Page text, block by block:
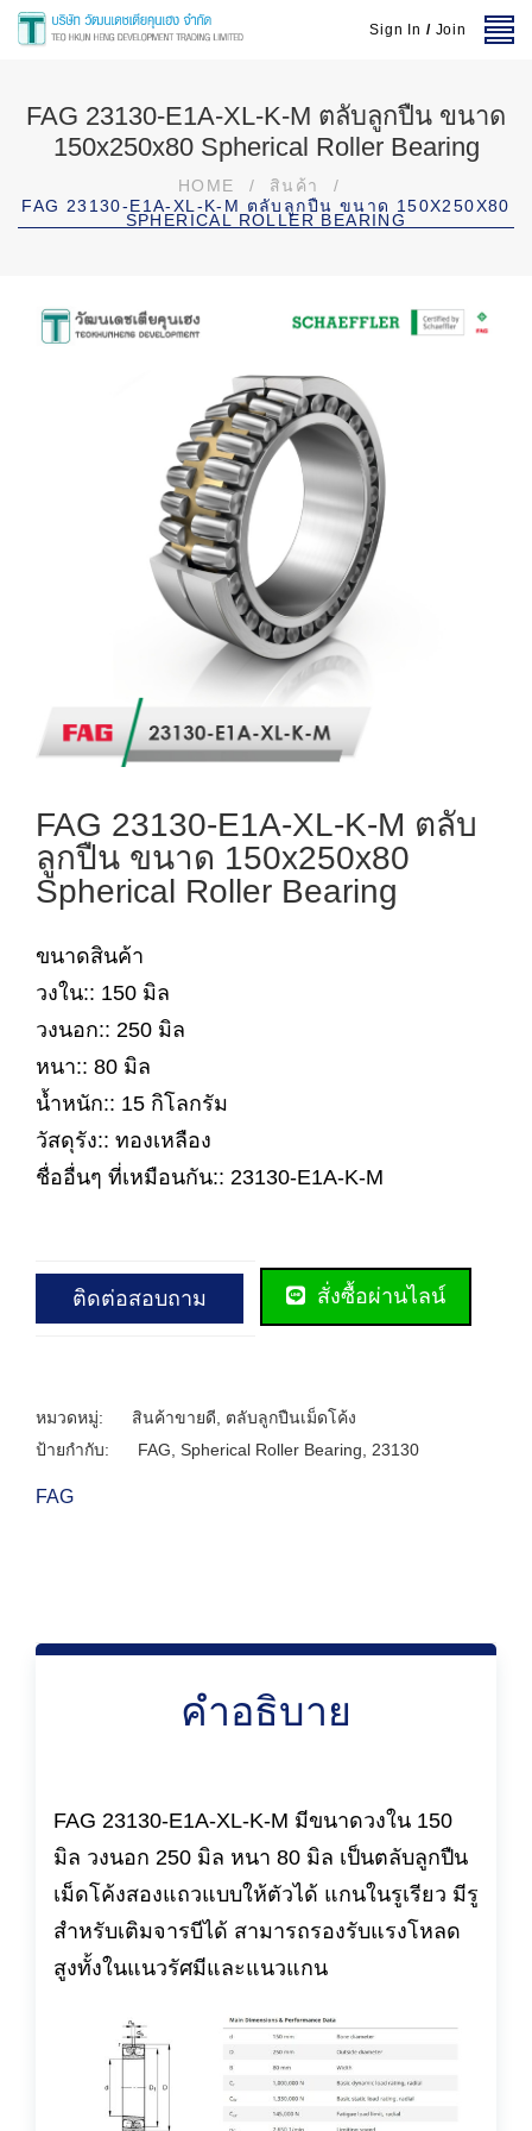
Sign In / Join
FAG 23130-E1A-XL-K-M ตลับลูกปืน ขนาด
150x250x80 Spherical Roller Bearing
HOME / สินค้า
/
FAG 23130-E1A-XL-K-M ตลับลูกปืน ขนาด 150X250X80
SPHERICAL ROLLER BEARING
FAG 23130-E1A-XL-K-M ตลับ
ลูกปืน ขนาด 150x250x80
Spherical Roller Bearing
ขนาดสินค้า
วงใน:: 150 มิล
วงนอก:: 250 มิล
หนา:: 80 มิล
น้ำหนัก:: 15 กิโลกรัม
วัสดุรัง:: ทองเหลือง
ชื่ออื่นๆ ที่เหมือนกัน:: 23130-E1A-K-M
ติดต่อสอบถาม สั่งซื้อผ่านไลน์
หมวดหมู่: สินค้าขายดี
ตลับลูกปืนเม็ดโค้ง
ป้ายกำกับ:
FAG Spherical Roller Bearing 23130
FAG
คำอธิบาย
FAG 23130-E1A-XL-K-M มีขนาดวงใน 150
มิล วงนอก 250 มิล หนา 80 มิล เป็นตลับลูกปืน
เม็ดโค้งสองแถวแบบให้ตัวได้ แกนในรูเรียว มีรู
สำหรับเติมจารบีได้ สามารถรองรับแรงโหลด
สูงทั้งในแนวรัศมีและแนวแกน